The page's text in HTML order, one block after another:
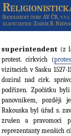
Sociologický ústav AV ČR, v.v.i.
hlavní editor: Zdeněk R. Nešpor
superintendent (z
protest. církvích (
vizitacích v Sasku
dozíral nad círk.
podřízen. Zpočátku
panovníkem, později
Rakouska byl úřad s.
zrušen a pravomoci
reprezentanty menších